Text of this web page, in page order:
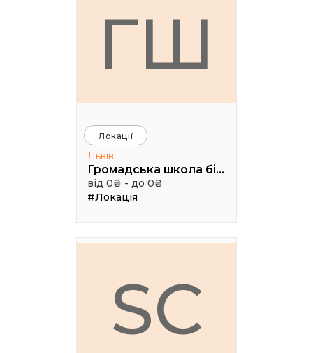
ГШ
Локації
Львів
Громадська школа бізнесу
від 0₴ - до 0₴
#Локація
SC